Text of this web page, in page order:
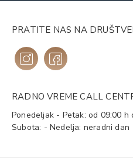
PRATITE NAS NA
RADNO VREME CALL
Ponedeljak - Petak: od 09:00 h
Subota: - Nedelja: neradni dan